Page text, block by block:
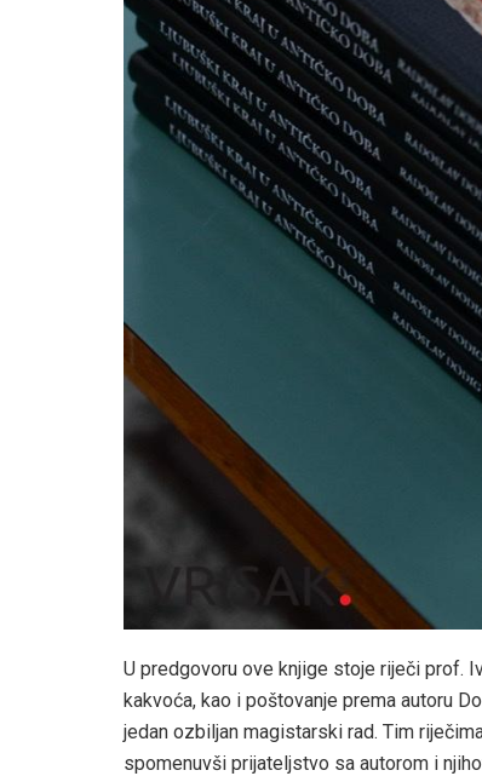
U predgovoru ove knjige stoje riječi prof.
kakvoća, kao i poštovanje prema autoru
jedan ozbiljan magistarski rad. Tim
spomenuvši prijateljstvo sa autorom i